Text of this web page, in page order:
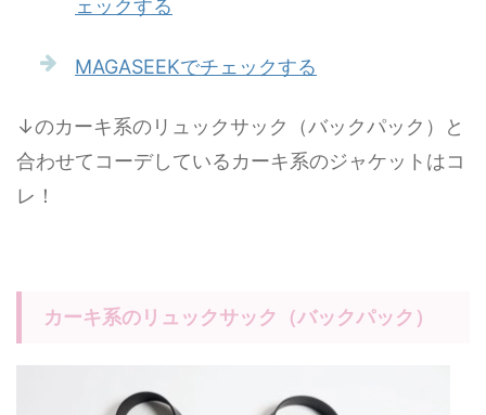
ェックする
MAGASEEKでチェックする
↓のカーキ系のリュックサック（バックパック）と
合わせてコーデしているカーキ系のジャケットはコ
レ！
カーキ系のリュックサック（バックパック）